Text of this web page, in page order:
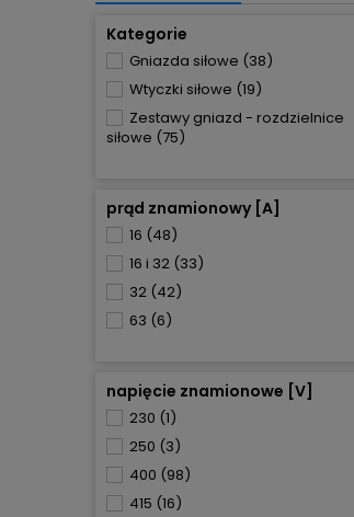
Kategorie
Gniazda siłowe (38)
Wtyczki siłowe (19)
Zestawy gniazd - rozdzielnice
siłowe (75)
prąd znamionowy [A]
16 (48)
16 i 32 (33)
32 (42)
63 (6)
napięcie znamionowe [V]
230 (1)
250 (3)
400 (98)
415 (16)